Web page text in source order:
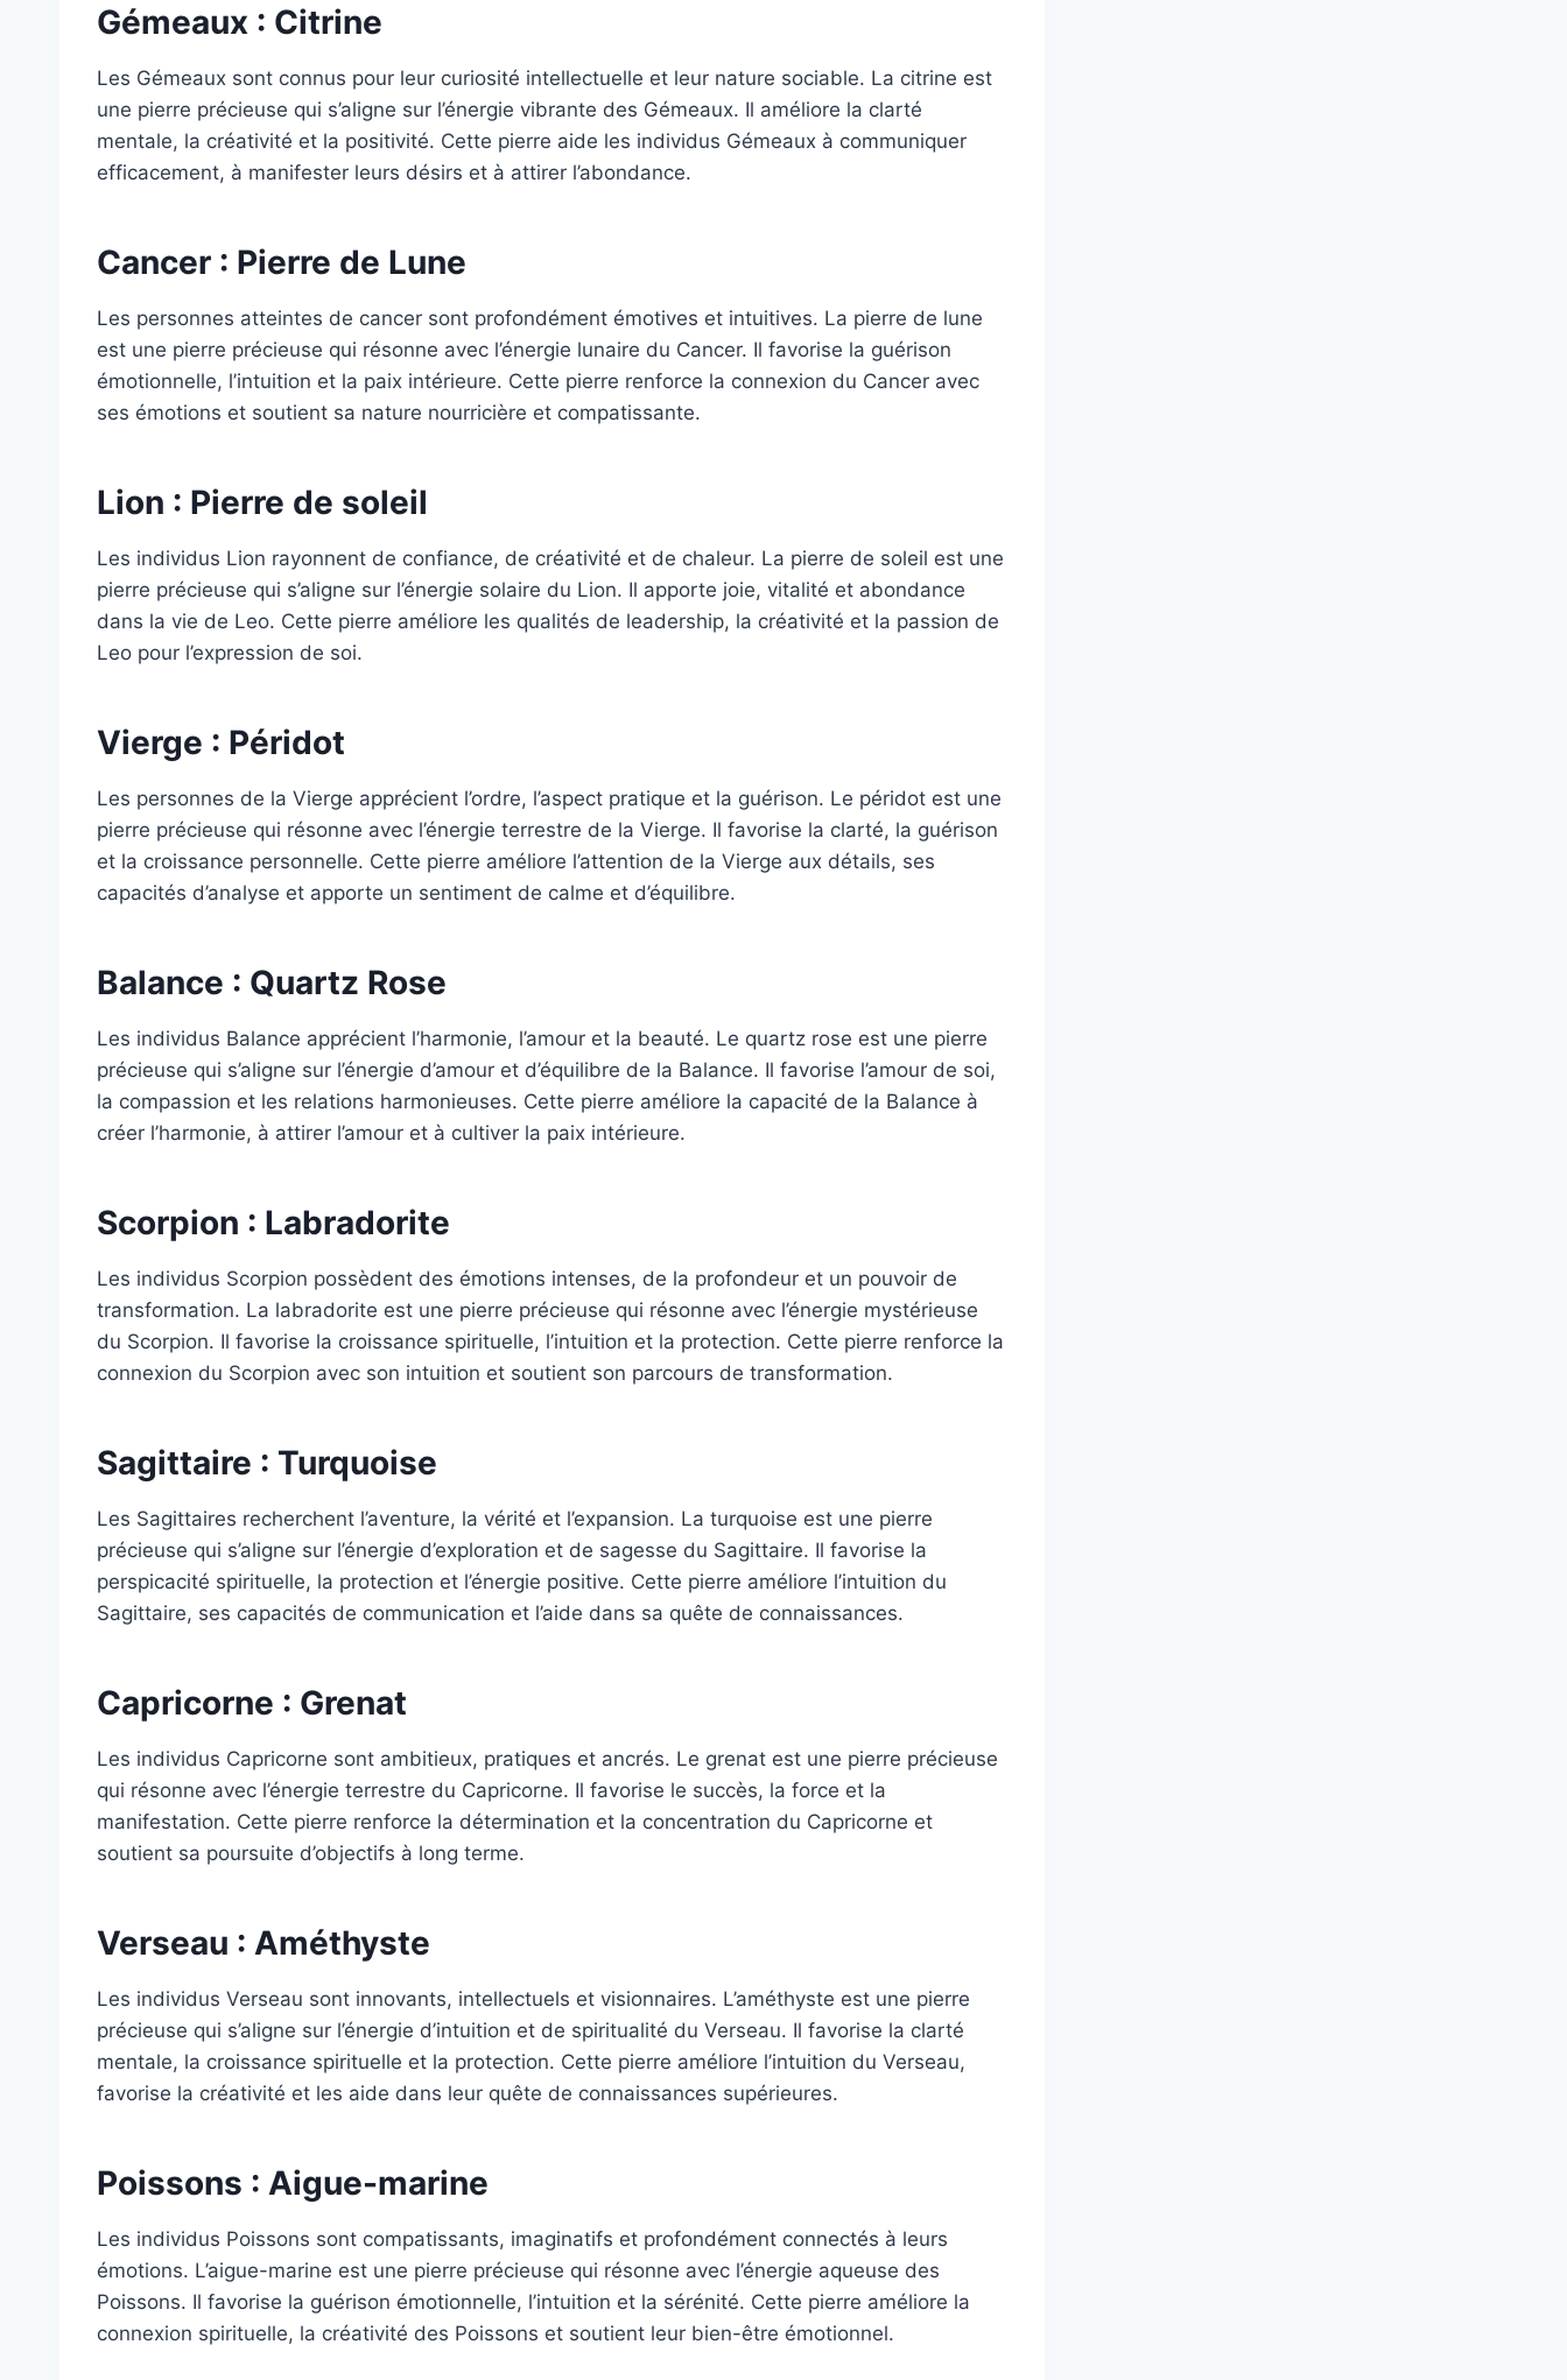
Gémeaux : Citrine
Les Gémeaux sont connus pour leur curiosité intellectuelle et leur nature sociable. La citrine est
une pierre précieuse qui s’aligne sur l’énergie vibrante des Gémeaux. Il améliore la clarté
mentale, la créativité et la positivité. Cette pierre aide les individus Gémeaux à communiquer
efficacement, à manifester leurs désirs et à attirer l’abondance.
Cancer : Pierre de Lune
Les personnes atteintes de cancer sont profondément émotives et intuitives. La pierre de lune
est une pierre précieuse qui résonne avec l’énergie lunaire du Cancer. Il favorise la guérison
émotionnelle, l’intuition et la paix intérieure. Cette pierre renforce la connexion du Cancer avec
ses émotions et soutient sa nature nourricière et compatissante.
Lion : Pierre de soleil
Les individus Lion rayonnent de confiance, de créativité et de chaleur. La pierre de soleil est une
pierre précieuse qui s’aligne sur l’énergie solaire du Lion. Il apporte joie, vitalité et abondance
dans la vie de Leo. Cette pierre améliore les qualités de leadership, la créativité et la passion de
Leo pour l’expression de soi.
Vierge : Péridot
Les personnes de la Vierge apprécient l’ordre, l’aspect pratique et la guérison. Le péridot est une
pierre précieuse qui résonne avec l’énergie terrestre de la Vierge. Il favorise la clarté, la guérison
et la croissance personnelle. Cette pierre améliore l’attention de la Vierge aux détails, ses
capacités d’analyse et apporte un sentiment de calme et d’équilibre.
Balance : Quartz Rose
Les individus Balance apprécient l’harmonie, l’amour et la beauté. Le quartz rose est une pierre
précieuse qui s’aligne sur l’énergie d’amour et d’équilibre de la Balance. Il favorise l’amour de soi,
la compassion et les relations harmonieuses. Cette pierre améliore la capacité de la Balance à
créer l’harmonie, à attirer l’amour et à cultiver la paix intérieure.
Scorpion : Labradorite
Les individus Scorpion possèdent des émotions intenses, de la profondeur et un pouvoir de
transformation. La labradorite est une pierre précieuse qui résonne avec l’énergie mystérieuse
du Scorpion. Il favorise la croissance spirituelle, l’intuition et la protection. Cette pierre renforce la
connexion du Scorpion avec son intuition et soutient son parcours de transformation.
Sagittaire : Turquoise
Les Sagittaires recherchent l’aventure, la vérité et l’expansion. La turquoise est une pierre
précieuse qui s’aligne sur l’énergie d’exploration et de sagesse du Sagittaire. Il favorise la
perspicacité spirituelle, la protection et l’énergie positive. Cette pierre améliore l’intuition du
Sagittaire, ses capacités de communication et l’aide dans sa quête de connaissances.
Capricorne : Grenat
Les individus Capricorne sont ambitieux, pratiques et ancrés. Le grenat est une pierre précieuse
qui résonne avec l’énergie terrestre du Capricorne. Il favorise le succès, la force et la
manifestation. Cette pierre renforce la détermination et la concentration du Capricorne et
soutient sa poursuite d’objectifs à long terme.
Verseau : Améthyste
Les individus Verseau sont innovants, intellectuels et visionnaires. L’améthyste est une pierre
précieuse qui s’aligne sur l’énergie d’intuition et de spiritualité du Verseau. Il favorise la clarté
mentale, la croissance spirituelle et la protection. Cette pierre améliore l’intuition du Verseau,
favorise la créativité et les aide dans leur quête de connaissances supérieures.
Poissons : Aigue-marine
Les individus Poissons sont compatissants, imaginatifs et profondément connectés à leurs
émotions. L’aigue-marine est une pierre précieuse qui résonne avec l’énergie aqueuse des
Poissons. Il favorise la guérison émotionnelle, l’intuition et la sérénité. Cette pierre améliore la
connexion spirituelle, la créativité des Poissons et soutient leur bien-être émotionnel.